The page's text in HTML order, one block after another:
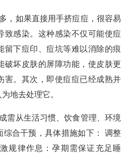
，如果直接用手挤痘痘，很容易
致感染。这种感染不仅可能使痘
留下痘印、痘坑等难以消除的痕
破坏皮肤的屏障功能，使皮肤更
害。其次，即使痘痘已经成熟并
地去处理它。
需从生活习惯、饮食管理、环境
综合干预，具体措施如下： 调整
规律作息：孕期需保证充足睡